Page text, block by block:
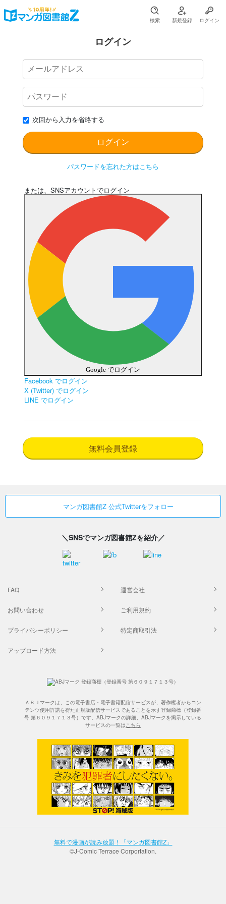
検索 新規登録 ログイン
ログイン
次回から入力を省略する
パスワードを忘れた方はこちら
または、SNSアカウントでログイン
Google でログイン
Facebook でログイン
X (Twitter) でログイン
LINE でログイン
無料会員登録
マンガ図書館Z 公式Twitterをフォロー
＼SNSでマンガ図書館Zを紹介／
FAQ 運営会社
お問い合わせ ご利用規約
プライバシーポリシー 特定商取引法
アップロード方法
ＡＢＪマークは、この電子書店・電子書籍配信サービスが、著作権者からコン
テンツ使用許諾を得た正規版配信サービスであることを示す登録商標（登録番
号 第６０９１７１３号）です。ABJマークの詳細、ABJマークを掲示している
サービスの一覧はこちら
無料で漫画が読み放題！「マンガ図書館Z」
©J-Comic Terrace Corportation.